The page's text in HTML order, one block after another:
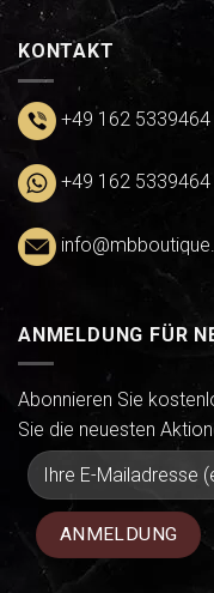
KONTAKT
+49 162 5339464
+49 162 5339464
ANMELDUNG FÜR
Abonnieren Sie
Sie die neuesten